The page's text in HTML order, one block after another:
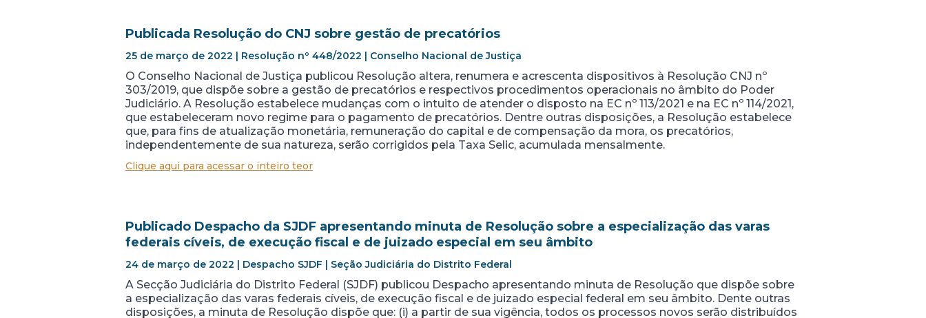
Publicada Resolução do CNJ sobre gestão de precatórios
25 de março de 2022 | Resolução nº 448/2022 | Conselho Nacional de Justiça
O Conselho Nacional de Justiça publicou Resolução altera, renumera e acrescenta dispositivos à Resolução CNJ nº
303/2019, que dispõe sobre a gestão de precatórios e respectivos procedimentos operacionais no âmbito do Poder
Judiciário. A Resolução estabelece mudanças com o intuito de atender o disposto na EC nº 113/2021 e na EC nº 114/2021,
que estabeleceram novo regime para o pagamento de precatórios. Dentre outras disposições, a Resolução estabelece
que, para fins de atualização monetária, remuneração do capital e de compensação da mora, os precatórios,
independentemente de sua natureza, serão corrigidos pela Taxa Selic, acumulada mensalmente.
Clique aqui para acessar o inteiro teor
Publicado Despacho da SJDF apresentando minuta de Resolução sobre a especialização das varas
federais cíveis, de execução fiscal e de juizado especial em seu âmbito
24 de março de 2022 | Despacho SJDF | Seção Judiciária do Distrito Federal
A Secção Judiciária do Distrito Federal (SJDF) publicou Despacho apresentando minuta de Resolução que dispõe sobre
a especialização das varas federais cíveis, de execução fiscal e de juizado especial federal em seu âmbito. Dente outras
disposições, a minuta de Resolução dispõe que: (i) a partir de sua vigência, todos os processos novos serão distribuídos